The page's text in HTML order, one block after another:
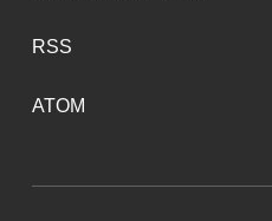
RSS
ATOM